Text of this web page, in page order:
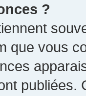
?
que vous
publiées.